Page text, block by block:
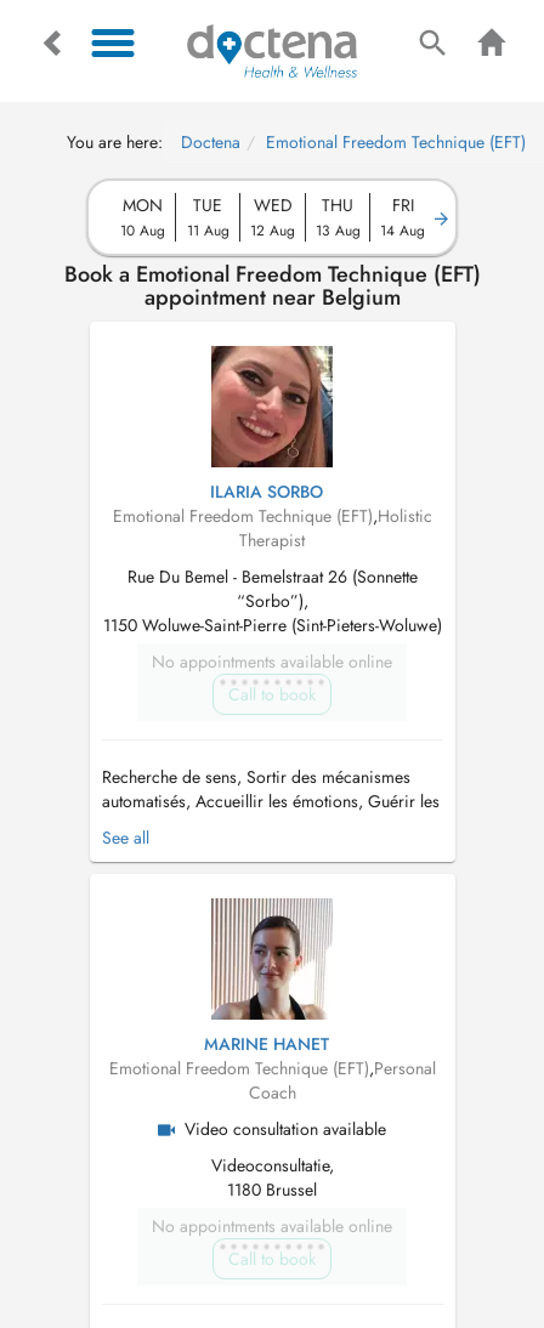
You are here: Doctena Emotional Freedom Technique (EFT)
MON
10 Aug
TUE
11 Aug
WED
12 Aug
THU
13 Aug
FRI
14 Aug
Book a Emotional Freedom Technique (EFT)
appointment near Belgium
ILARIA SORBO
Emotional Freedom Technique (EFT),Holistic
Therapist
Rue Du Bemel - Bemelstraat 26 (Sonnette
“Sorbo”),
1150 Woluwe-Saint-Pierre (Sint-Pieters-Woluwe)
No appointments available online
Call to book
Recherche de sens, Sortir des mécanismes
automatisés, Accueillir les émotions, Guérir les
blessures de l'enfance, Thérapeute holistique (à
travers différentes approches et techniques
holotropique, le Reiki USUII etc...)...
See all
MARINE HANET
Emotional Freedom Technique (EFT),Personal
Coach
Video consultation available
Videoconsultatie,
1180 Brussel
No appointments available online
Call to book